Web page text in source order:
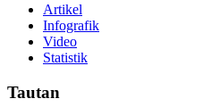
Artikel
Infografik
Video
Statistik
Tautan